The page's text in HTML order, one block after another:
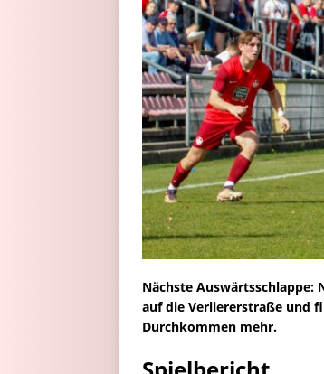
Nächste Auswärtsschlappe:
auf die Verliererstraße und
Durchkommen mehr.